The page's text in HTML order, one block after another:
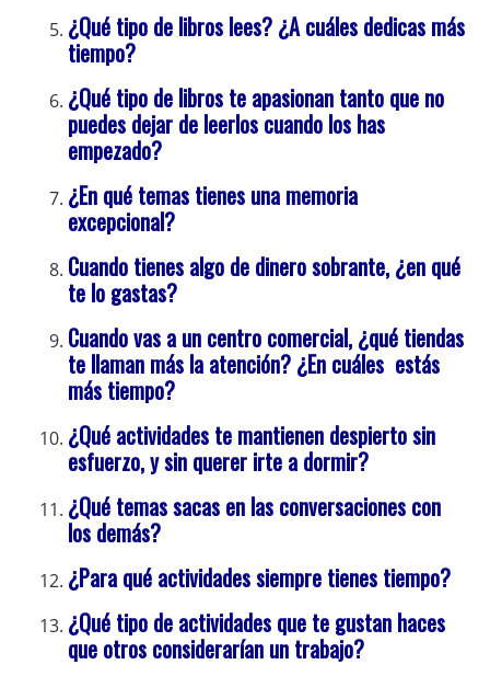
¿Qué tipo de libros lees? ¿A cuáles dedicas más
tiempo?
¿Qué tipo de libros te apasionan tanto que no
puedes dejar de leerlos cuando los has
empezado?
¿En qué temas tienes una memoria
excepcional?
Cuando tienes algo de dinero sobrante, ¿en qué
te lo gastas?
Cuando vas a un centro comercial, ¿qué tiendas
te llaman más la atención? ¿En cuáles estás
más tiempo?
¿Qué actividades te mantienen despierto sin
esfuerzo, y sin querer irte a dormir?
¿Qué temas sacas en las conversaciones con
los demás?
¿Para qué actividades siempre tienes tiempo?
¿Qué tipo de actividades que te gustan haces
que otros considerarían un trabajo?